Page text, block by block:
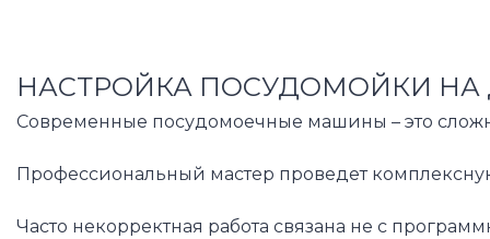
НАСТРОЙКА ПОСУДОМОЙКИ НА
Современные посудомоечные машины – это
Профессиональный мастер проведет
Часто некорректная работа связана не с